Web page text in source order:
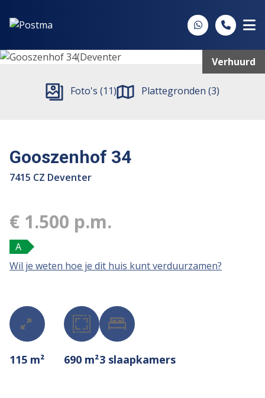
Verhuurd
Foto's (11) Plattegronden (3)
Gooszenhof 34
7415 CZ Deventer
€ 1.500 p.m.
A
Wil je weten hoe je dit huis kunt verduurzamen?
115 m² 690 m²3 slaapkamers